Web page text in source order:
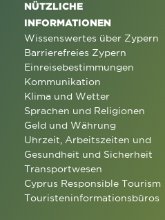
NÜTZLICHE
INFORMATIONEN
Wissenswertes über Zypern
Barrierefreies Zypern
Einreisebestimmungen
Kommunikation
Klima und Wetter
Sprachen und Religionen
Geld und Währung
Uhrzeit, Arbeitszeiten und
Gesundheit und Sicherheit
Transportwesen
Cyprus Responsible Tourism
Touristeninformationsbüros